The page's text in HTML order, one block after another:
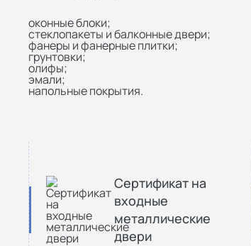
оконные блоки;
стеклопакеты и балконные двери;
фанеры и фанерные плитки;
грунтовки;
олифы;
эмали;
напольные покрытия.
Сертификат на
входные
металлические
двери